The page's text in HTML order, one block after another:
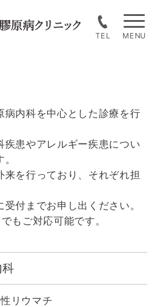
TEL
病内科を中心とした診療を行
疾患やアレルギー疾患につい
来を行っており、それぞれ担
付までお申し出ください。
もご対応可能です。
リウマチ